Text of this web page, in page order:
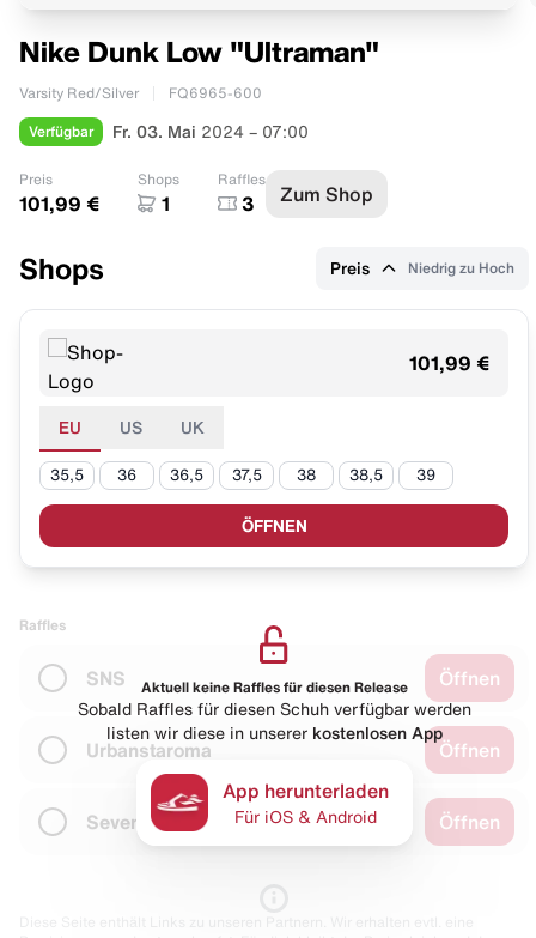
Nike Dunk Low "Ultraman"
Varsity Red/Silver FQ6965-600
Verfügbar Fr. 03. Mai 2024 – 07:00
Preis
101,99 €
Shops
1
Raffles
3 Zum Shop
Shops Preis Niedrig zu Hoch
101,99 €
EU US UK
35,5 36 36,5 37,5 38 38,5 39
ÖFFNEN
Raffles
SNS Öffnen
Urbanstaroma Öffnen
Sevenstore Öffnen
Aktuell keine Raffles für diesen Release
Sobald Raffles für diesen Schuh verfügbar werden
listen wir diese in unserer kostenlosen App
App herunterladen
Für iOS & Android